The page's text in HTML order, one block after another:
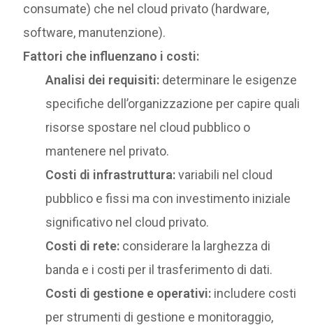
consumate) che nel cloud privato (hardware,
software, manutenzione).
Fattori che influenzano i costi:
Analisi dei requisiti: determinare le esigenze
specifiche dell’organizzazione per capire quali
risorse spostare nel cloud pubblico o
mantenere nel privato.
Costi di infrastruttura:variabili nel cloud
pubblico e fissi ma con investimento iniziale
significativo nel cloud privato.
Costi di rete: considerare la larghezza di
banda e i costi per il trasferimento di dati.
Costi di gestione e operativi: includere costi
per strumenti di gestione e monitoraggio,